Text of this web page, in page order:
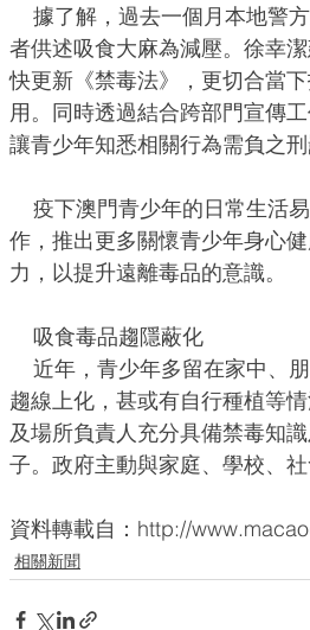
者供述吸食大麻為減壓。徐幸
快更新《禁毒法》，更切合當
用。同時透過結合跨部門宣傳
讓青少年知悉相關行為需負之刑
作，推出更多關懷青少年身心
力，以提升遠離毒品的意識。
    吸食毒品趨隱蔽化
趨線上化，甚或有自行種植等
及場所負責人充分具備禁毒知
子。政府主動與家庭、學校、
資料轉載自：http://
相關新聞